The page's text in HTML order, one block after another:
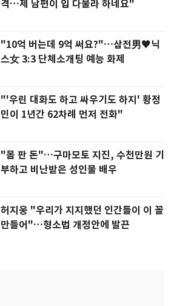
격…제 남편이 입 다물라 하네요"
"10억 버는데 9억 써요?"…삼전男♥닉
스女 3:3 단체소개팅 예능 화제
"'우린 대화도 하고 싸우기도 하지' 황정
민이 1년간 62차례 먼저 전화"
"몸 판 돈"…구마모토 지진, 수천만원 기
부하고 비난받은 성인물 배우
허지웅 "우리가 지지했던 인간들이 이 꼴
만들어"…형소법 개정안에 발끈